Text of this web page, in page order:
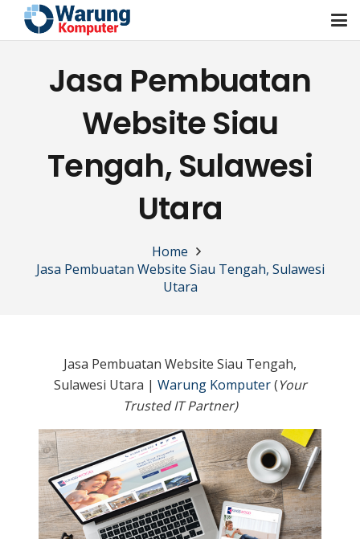
Jasa Pembuatan
Website Siau
Tengah, Sulawesi
Utara
Home
Jasa Pembuatan Website Siau Tengah, Sulawesi
Utara
Jasa Pembuatan Website Siau Tengah,
Sulawesi Utara | Warung Komputer(Your
Trusted IT Partner)